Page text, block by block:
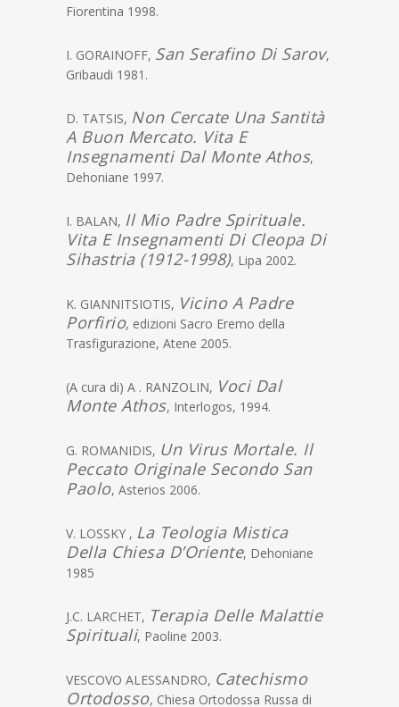
Fiorentina 1998.
I. GORAINOFF, San Serafino Di Sarov,
Gribaudi 1981.
D. TATSIS, Non Cercate Una Santità
A Buon Mercato. Vita E
Insegnamenti Dal Monte Athos,
Dehoniane 1997.
I. BALAN, Il Mio Padre Spirituale.
Vita E Insegnamenti Di Cleopa Di
Sihastria (1912-1998), Lipa 2002.
K. GIANNITSIOTIS, Vicino A Padre
Porfirio, edizioni Sacro Eremo della
Trasfigurazione, Atene 2005.
(A cura di) A . RANZOLIN, Voci Dal
Monte Athos, Interlogos, 1994.
G. ROMANIDIS, Un Virus Mortale. Il
Peccato Originale Secondo San
Paolo, Asterios 2006.
V. LOSSKY , La Teologia Mistica
Della Chiesa D’Oriente, Dehoniane
1985
J.C. LARCHET, Terapia Delle Malattie
Spirituali, Paoline 2003.
VESCOVO ALESSANDRO, Catechismo
Ortodosso, Chiesa Ortodossa Russa di